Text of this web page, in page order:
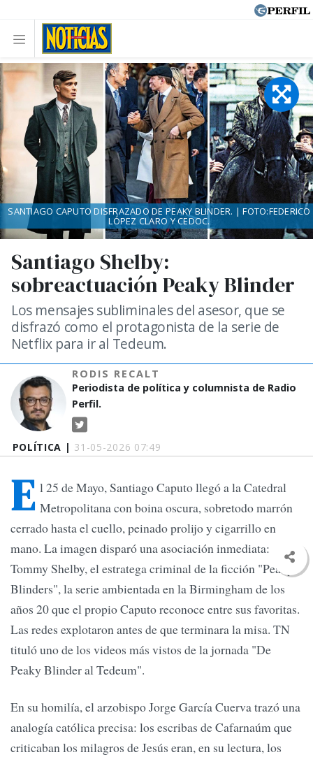
POLÍTICA | 31-05-2026 07:49
Santiago Shelby:
sobreactuación Peaky Blinder
Los mensajes subliminales del asesor, que se
disfrazó como el protagonista de la serie de
Netflix para ir al Tedeum.
RODIS RECALT
Periodista de política y columnista de Radio
Perfil.
SANTIAGO CAPUTO DISFRAZADO DE PEAKY BLINDER. | FOTO:FEDERICO
LÓPEZ CLARO Y CEDOC.
E l 25 de Mayo, Santiago Caputo llegó a la Catedral
Metropolitana con boina oscura, sobretodo marrón
cerrado hasta el cuello, peinado prolijo y cigarrillo en
mano. La imagen disparó una asociación inmediata:
Tommy Shelby, el estratega criminal de la ficción "Peaky
Blinders", la serie ambientada en la Birmingham de los
años 20 que el propio Caputo reconoce entre sus favoritas.
Las redes explotaron antes de que terminara la misa. TN
tituló uno de los videos más vistos de la jornada "De
Peaky Blinder al Tedeum".
En su homilía, el arzobispo Jorge García Cuerva trazó una
analogía católica precisa: los escribas de Cafarnaúm que
criticaban los milagros de Jesús eran, en su lectura, los